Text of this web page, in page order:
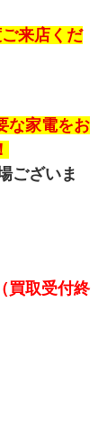
来店くだ
な家電をお
ございま
（買取受付終